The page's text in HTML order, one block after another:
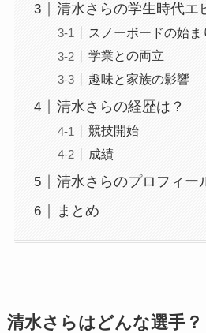
清水さらの学生時代エ
スノーボードの始ま
学業との両立
趣味と家族の影響
清水さらの経歴は？
競技開始
成績
清水さらのプロフィー
まとめ
清水さらはどんな選手？